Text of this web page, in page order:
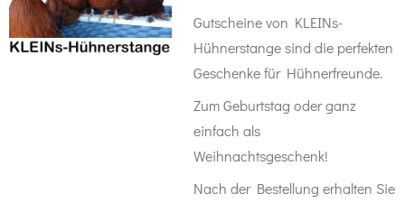
Gutscheine von KLEINs-
Hühnerstange sind die perfekten
Geschenke für Hühnerfreunde.
Zum Geburtstag oder ganz
einfach als
Weihnachtsgeschenk!
Nach der Bestellung erhalten Sie